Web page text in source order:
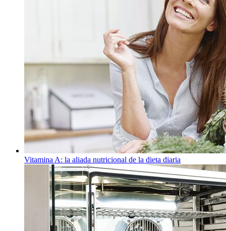
Vitamina A: la aliada nutricional de la dieta diaria